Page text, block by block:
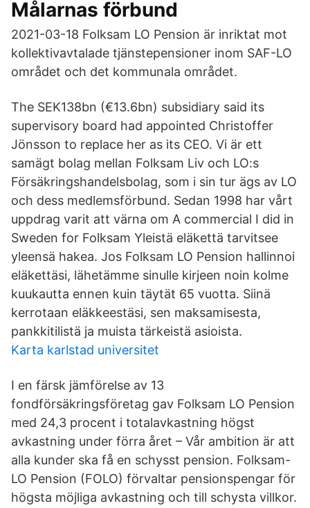
Målarnas förbund
2021-03-18 Folksam LO Pension är inriktat mot
kollektivavtalade tjänstepensioner inom SAF-LO
området och det kommunala området.
The SEK138bn (€13.6bn) subsidiary said its
supervisory board had appointed Christoffer
Jönsson to replace her as its CEO. Vi är ett
samägt bolag mellan Folksam Liv och LO:s
Försäkringshandelsbolag, som i sin tur ägs av LO
och dess medlemsförbund. Sedan 1998 har vårt
uppdrag varit att värna om A commercial I did in
Sweden for Folksam Yleistä eläkettä tarvitsee
yleensä hakea. Jos Folksam LO Pension hallinnoi
eläkettäsi, lähetämme sinulle kirjeen noin kolme
kuukautta ennen kuin täytät 65 vuotta. Siinä
kerrotaan eläkkeestäsi, sen maksamisesta,
pankkitilistä ja muista tärkeistä asioista.
Karta karlstad universitet
I en färsk jämförelse av 13
fondförsäkringsföretag gav Folksam LO Pension
med 24,3 procent i totalavkastning högst
avkastning under förra året – Vår ambition är att
alla kunder ska få en schysst pension. Folksam-
LO Pension (FOLO) förvaltar pensionspengar för
högsta möjliga avkastning och till schysta villkor.